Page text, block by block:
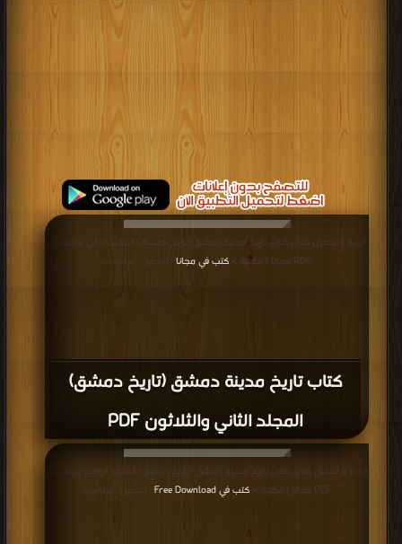
كتاب تاريخ مدينة دمشق (تاريخ دمشق)
المجلد الثاني والثلاثون PDF
قراءة و تحميل كتاب كتاب تاريخ مدينة دمشق (تاريخ دمشق) المجلد الثاني والثلاثون
PDF مجانا | مكتبة >
كتب في مجانا | التحميل : مرة/مرات
قراءة و تحميل كتاب كتاب تاريخ مدينة دمشق (تاريخ دمشق) المجلد الواحد والثلاثون
PDF مجانا | مكتبة >
كتب في Free Download | التحميل : مرة/مرات